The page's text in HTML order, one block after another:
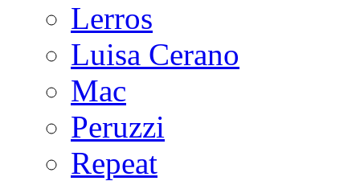
Lerros
Luisa Cerano
Mac
Peruzzi
Repeat